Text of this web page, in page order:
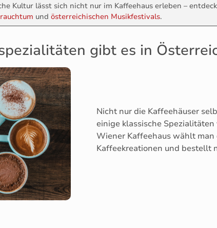
Kultur lässt sich nicht nur im Kaffeehaus erleben –
undösterreichischen Musikfestivals.
gibt es in
Nicht nur die Kaffeehäuser
einige klassische
Wiener Kaffeehaus wählt man
Kaffeekreationen und bestellt